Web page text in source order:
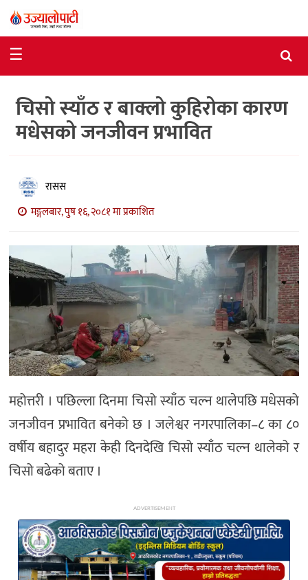
राजनीति
विशेष
आर्थिक
अन्तर्वार्ता
मनोरञ्जन
विज्ञान
प्रविधि
खेलकुद
अन्य
☰
चिसो स्याँठ र बाक्लो कुहिरोका कारण
मधेसको जनजीवन प्रभावित
रासस
मङ्गलबार, पुष १६, २०८१ मा प्रकाशित
महोत्तरी । पछिल्ला दिनमा चिसो स्याँठ चल्न थालेपछि मधेसको
जनजीवन प्रभावित बनेको छ । जलेश्वर नगरपालिका–८ का ८०
वर्षीय बहादुर महरा केही दिनदेखि चिसो स्याँठ चल्न थालेको र
चिसो बढेको बताए ।
ADVERTISEMENT